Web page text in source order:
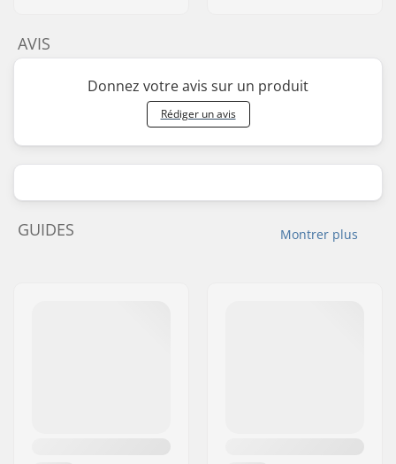
AVIS
Donnez votre avis sur un produit
Rédiger un avis
Montrer plus
GUIDES